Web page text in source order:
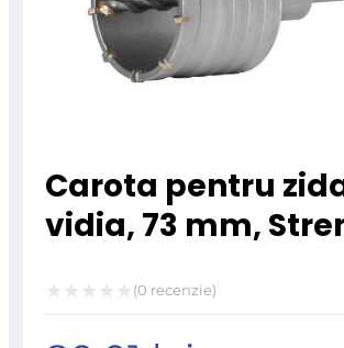
Carota pentru
vidia, 73 mm,
(0 recenzie)